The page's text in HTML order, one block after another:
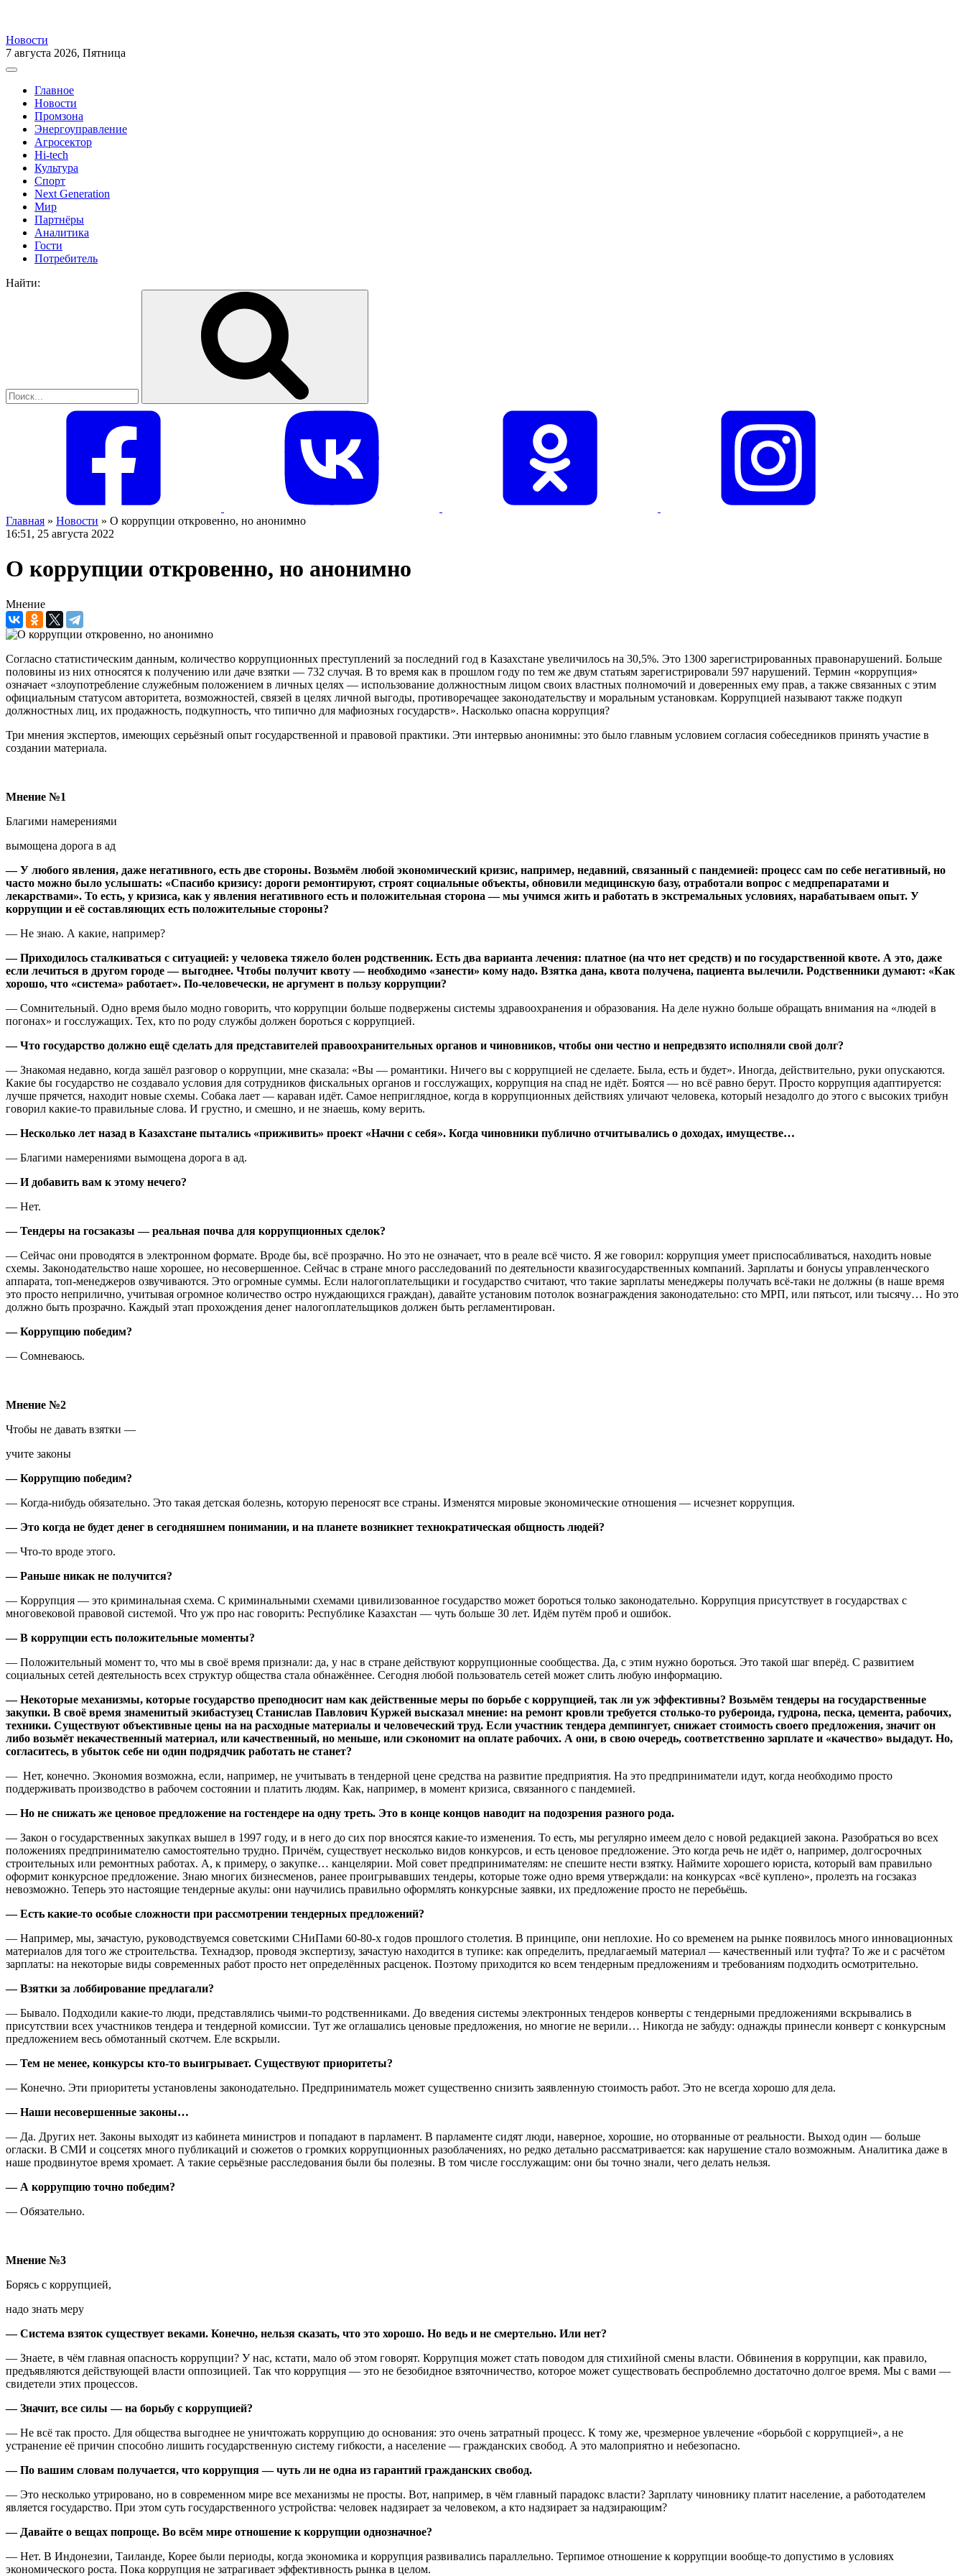
Новости
7 августа 2026, Пятница
Главное
Новости
Промзона
Энергоуправление
Агросектор
Hi-tech
Культура
Спорт
Next Generation
Мир
Партнёры
Аналитика
Гости
Потребитель
Найти:
Главная » Новости » О коррупции откровенно, но анонимно
16:51, 25 августа 2022
О коррупции откровенно, но анонимно
Мнение
Согласно статистическим данным, количество коррупционных преступлений за последний год в Казахстане увеличилось на 30,5%. Это 1300 зарегистрированных правонарушений. Больше
половины из них относятся к получению или даче взятки — 732 случая. В то время как в прошлом году по тем же двум статьям зарегистрировали 597 нарушений. Термин «коррупция»
означает «злоупотребление служебным положением в личных целях — использование должностным лицом своих властных полномочий и доверенных ему прав, а также связанных с этим
официальным статусом авторитета, возможностей, связей в целях личной выгоды, противоречащее законодательству и моральным установкам. Коррупцией называют также подкуп
должностных лиц, их продажность, подкупность, что типично для мафиозных государств». Насколько опасна коррупция?
Три мнения экспертов, имеющих серьёзный опыт государственной и правовой практики. Эти интервью анонимны: это было главным условием согласия собеседников принять участие в
создании материала.
Мнение №1
Благими намерениями
вымощена дорога в ад
— У любого явления, даже негативного, есть две стороны. Возьмём любой экономический кризис, например, недавний, связанный с пандемией: процесс сам по себе негативный, но
часто можно было услышать: «Спасибо кризису: дороги ремонтируют, строят социальные объекты, обновили медицинскую базу, отработали вопрос с медпрепаратами и
лекарствами». То есть, у кризиса, как у явления негативного есть и положительная сторона — мы учимся жить и работать в экстремальных условиях, нарабатываем опыт. У
коррупции и её составляющих есть положительные стороны?
— Не знаю. А какие, например?
— Приходилось сталкиваться с ситуацией: у человека тяжело болен родственник. Есть два варианта лечения: платное (на что нет средств) и по государственной квоте. А это, даже
если лечиться в другом городе — выгоднее. Чтобы получит квоту — необходимо «занести» кому надо. Взятка дана, квота получена, пациента вылечили. Родственники думают: «Как
хорошо, что «система» работает». По-человечески, не аргумент в пользу коррупции?
— Сомнительный. Одно время было модно говорить, что коррупции больше подвержены системы здравоохранения и образования. На деле нужно больше обращать внимания на «людей в
погонах» и госслужащих. Тех, кто по роду службы должен бороться с коррупцией.
— Что государство должно ещё сделать для представителей правоохранительных органов и чиновников, чтобы они честно и непредвзято исполняли свой долг?
— Знакомая недавно, когда зашёл разговор о коррупции, мне сказала: «Вы — романтики. Ничего вы с коррупцией не сделаете. Была, есть и будет». Иногда, действительно, руки опускаются.
Какие бы государство не создавало условия для сотрудников фискальных органов и госслужащих, коррупция на спад не идёт. Боятся — но всё равно берут. Просто коррупция адаптируется:
лучше прячется, находит новые схемы. Собака лает — караван идёт. Самое неприглядное, когда в коррупционных действиях уличают человека, который незадолго до этого с высоких трибун
говорил какие-то правильные слова. И грустно, и смешно, и не знаешь, кому верить.
— Несколько лет назад в Казахстане пытались «приживить» проект «Начни с себя». Когда чиновники публично отчитывались о доходах, имуществе…
— Благими намерениями вымощена дорога в ад.
— И добавить вам к этому нечего?
— Нет.
— Тендеры на госзаказы — реальная почва для коррупционных сделок?
— Сейчас они проводятся в электронном формате. Вроде бы, всё прозрачно. Но это не означает, что в реале всё чисто. Я же говорил: коррупция умеет приспосабливаться, находить новые
схемы. Законодательство наше хорошее, но несовершенное. Сейчас в стране много расследований по деятельности квазигосударственных компаний. Зарплаты и бонусы управленческого
аппарата, топ-менеджеров озвучиваются. Это огромные суммы. Если налогоплательщики и государство считают, что такие зарплаты менеджеры получать всё-таки не должны (в наше время
это просто неприлично, учитывая огромное количество остро нуждающихся граждан), давайте установим потолок вознаграждения законодательно: сто МРП, или пятьсот, или тысячу… Но это
должно быть прозрачно. Каждый этап прохождения денег налогоплательщиков должен быть регламентирован.
— Коррупцию победим?
— Сомневаюсь.
Мнение №2
Чтобы не давать взятки —
учите законы
— Коррупцию победим?
— Когда-нибудь обязательно. Это такая детская болезнь, которую переносят все страны. Изменятся мировые экономические отношения — исчезнет коррупция.
— Это когда не будет денег в сегодняшнем понимании, и на планете возникнет технократическая общность людей?
— Что-то вроде этого.
— Раньше никак не получится?
— Коррупция — это криминальная схема. С криминальными схемами цивилизованное государство может бороться только законодательно. Коррупция присутствует в государствах с
многовековой правовой системой. Что уж про нас говорить: Республике Казахстан — чуть больше 30 лет. Идём путём проб и ошибок.
— В коррупции есть положительные моменты?
— Положительный момент то, что мы в своё время признали: да, у нас в стране действуют коррупционные сообщества. Да, с этим нужно бороться. Это такой шаг вперёд. С развитием
социальных сетей деятельность всех структур общества стала обнажённее. Сегодня любой пользователь сетей может слить любую информацию.
— Некоторые механизмы, которые государство преподносит нам как действенные меры по борьбе с коррупцией, так ли уж эффективны? Возьмём тендеры на государственные
закупки. В своё время знаменитый экибастузец Станислав Павлович Куржей высказал мнение: на ремонт кровли требуется столько-то рубероида, гудрона, песка, цемента, рабочих,
техники. Существуют объективные цены на на расходные материалы и человеческий труд. Если участник тендера демпингует, снижает стоимость своего предложения, значит он
либо возьмёт некачественный материал, или качественный, но меньше, или сэкономит на оплате рабочих. А они, в свою очередь, соответственно зарплате и «качество» выдадут. Но,
согласитесь, в убыток себе ни один подрядчик работать не станет?
— Нет, конечно. Экономия возможна, если, например, не учитывать в тендерной цене средства на развитие предприятия. На это предприниматели идут, когда необходимо просто
поддерживать производство в рабочем состоянии и платить людям. Как, например, в момент кризиса, связанного с пандемией.
— Но не снижать же ценовое предложение на гостендере на одну треть. Это в конце концов наводит на подозрения разного рода.
— Закон о государственных закупках вышел в 1997 году, и в него до сих пор вносятся какие-то изменения. То есть, мы регулярно имеем дело с новой редакцией закона. Разобраться во всех
положениях предпринимателю самостоятельно трудно. Причём, существует несколько видов конкурсов, и есть ценовое предложение. Это когда речь не идёт о, например, долгосрочных
строительных или ремонтных работах. А, к примеру, о закупке… канцелярии. Мой совет предпринимателям: не спешите нести взятку. Наймите хорошего юриста, который вам правильно
оформит конкурсное предложение. Знаю многих бизнесменов, ранее проигрывавших тендеры, которые тоже одно время утверждали: на конкурсах «всё куплено», пролезть на госзаказ
невозможно. Теперь это настоящие тендерные акулы: они научились правильно оформлять конкурсные заявки, их предложение просто не перебьёшь.
— Есть какие-то особые сложности при рассмотрении тендерных предложений?
— Например, мы, зачастую, руководствуемся советскими СНиПами 60-80-х годов прошлого столетия. В принципе, они неплохие. Но со временем на рынке появилось много инновационных
материалов для того же строительства. Технадзор, проводя экспертизу, зачастую находится в тупике: как определить, предлагаемый материал — качественный или туфта? То же и с расчётом
зарплаты: на некоторые виды современных работ просто нет определённых расценок. Поэтому приходится ко всем тендерным предложениям и требованиям подходить осмотрительно.
— Взятки за лоббирование предлагали?
— Бывало. Подходили какие-то люди, представлялись чьими-то родственниками. До введения системы электронных тендеров конверты с тендерными предложениями вскрывались в
присутствии всех участников тендера и тендерной комиссии. Тут же оглашались ценовые предложения, но многие не верили… Никогда не забуду: однажды принесли конверт с конкурсным
предложением весь обмотанный скотчем. Еле вскрыли.
— Тем не менее, конкурсы кто-то выигрывает. Существуют приоритеты?
— Конечно. Эти приоритеты установлены законодательно. Предприниматель может существенно снизить заявленную стоимость работ. Это не всегда хорошо для дела.
— Наши несовершенные законы…
— Да. Других нет. Законы выходят из кабинета министров и попадают в парламент. В парламенте сидят люди, наверное, хорошие, но оторванные от реальности. Выход один — больше
огласки. В СМИ и соцсетях много публикаций и сюжетов о громких коррупционных разоблачениях, но редко детально рассматривается: как нарушение стало возможным. Аналитика даже в
наше продвинутое время хромает. А такие серьёзные расследования были бы полезны. В том числе госслужащим: они бы точно знали, чего делать нельзя.
— А коррупцию точно победим?
— Обязательно.
Мнение №3
Борясь с коррупцией,
надо знать меру
— Система взяток существует веками. Конечно, нельзя сказать, что это хорошо. Но ведь и не смертельно. Или нет?
— Знаете, в чём главная опасность коррупции? У нас, кстати, мало об этом говорят. Коррупция может стать поводом для стихийной смены власти. Обвинения в коррупции, как правило,
предъявляются действующей власти оппозицией. Так что коррупция — это не безобидное взяточничество, которое может существовать беспроблемно достаточно долгое время. Мы с вами —
свидетели этих процессов.
— Значит, все силы — на борьбу с коррупцией?
— Не всё так просто. Для общества выгоднее не уничтожать коррупцию до основания: это очень затратный процесс. К тому же, чрезмерное увлечение «борьбой с коррупцией», а не
устранение её причин способно лишить государственную систему гибкости, а население — гражданских свобод. А это малоприятно и небезопасно.
— По вашим словам получается, что коррупция — чуть ли не одна из гарантий гражданских свобод.
— Это несколько утрировано, но в современном мире все механизмы не просты. Вот, например, в чём главный парадокс власти? Зарплату чиновнику платит население, а работодателем
является государство. При этом суть государственного устройства: человек надзирает за человеком, а кто надзирает за надзирающим?
— Давайте о вещах попроще. Во всём мире отношение к коррупции однозначное?
— Нет. В Индонезии, Таиланде, Корее были периоды, когда экономика и коррупция развивались параллельно. Терпимое отношение к коррупции вообще-то допустимо в условиях
экономического роста. Пока коррупция не затрагивает эффективность рынка в целом.